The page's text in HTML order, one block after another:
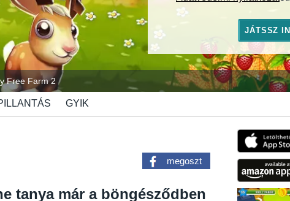
Free Farm 2
GYIK
megoszt
tanya már a böngésződben